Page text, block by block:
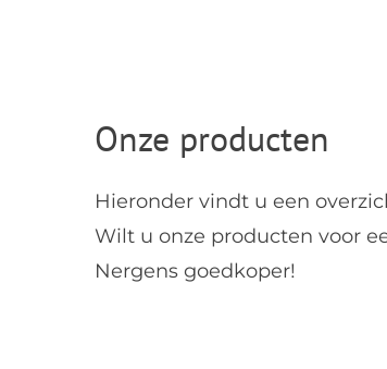
Onze producten
Hieronder vindt u een
Wilt u onze producten voor
Nergens goedkoper!